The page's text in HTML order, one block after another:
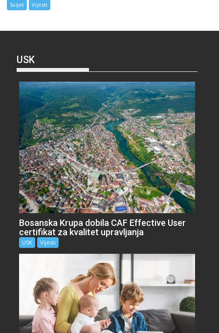
Svijet Vijesti
USK
Bosanska Krupa dobila CAF Effective User
certifikat za kvalitet upravljanja
USK Vijesti